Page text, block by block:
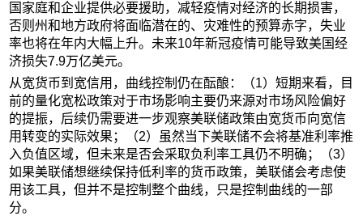
国家庭和企业提供必要援助，减轻疫情对经济的长期损害，
否则州和地方政府将面临潜在的、灾难性的预算赤字，失业
率也将在年内大幅上升。未来10年新冠疫情可能导致美国经
济损失7.9万亿美元。
从宽货币到宽信用，曲线控制仍在酝酿：（1）短期来看，目
前的量化宽松政策对于市场影响主要仍来源对市场风险偏好
的提振，后续仍需要进一步观察美联储政策由宽货币向宽信
用转变的实际效果；（2）虽然当下美联储不会将基准利率推
入负值区域，但未来是否会采取负利率工具仍不明确；（3）
如果美联储想继续保持低利率的货币政策，美联储会考虑使
用该工具，但并不是控制整个曲线，只是控制曲线的一部
分。